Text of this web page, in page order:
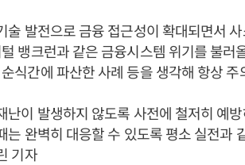
술 발전으로 금융 접근성이 확대되면서
뱅크런과 같은 금융시스템 위기를 불러
식간에 파산한 사례 등을 생각해 항상
난이 발생하지 않도록 사전에 철저히 예
는 완벽히 대응할 수 있도록 평소 실전과
기자